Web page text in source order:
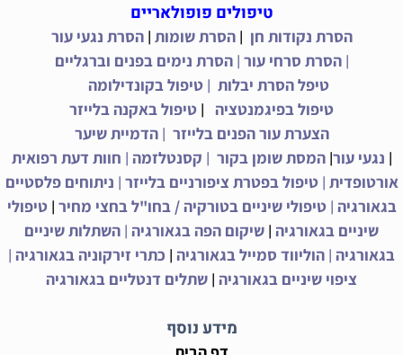
טיפולים פופולאריים
הסרת נקודות חן |הסרת שומות |הסרת נגעי עור
|הסרת סרחי עור |הסרת נימים בפנים וברגליים
טיפל הסרת יבלות | טיפול בקונדילומה
טיפול בפיגמנטציה
| טיפול באקנה בלייזר
הצערת עור הפנים בלייזר |הדמיית שיער
| נגעי עור|המסת שומן בקור | קסנטלזמה | חוות דעת רפואית
אורטופדית |טיפול בפטרת ציפורניים בלייזר | ניתוחים פלסטיים
בגאורגיה |טיפולי שיניים בטורקיה / בחו"ל בחצי מחיר |טיפולי
שיניים בגאורגיה | שיקום הפה בגאורגיה | השתלות שיניים
בגאורגיה | הוליווד סמייל בגאורגיה | כתרי זירקוניה בגאורגיה |
ציפוי שיניים בגאורגיה | שתלים דנטליים בגאורגיה
מידע נוסף